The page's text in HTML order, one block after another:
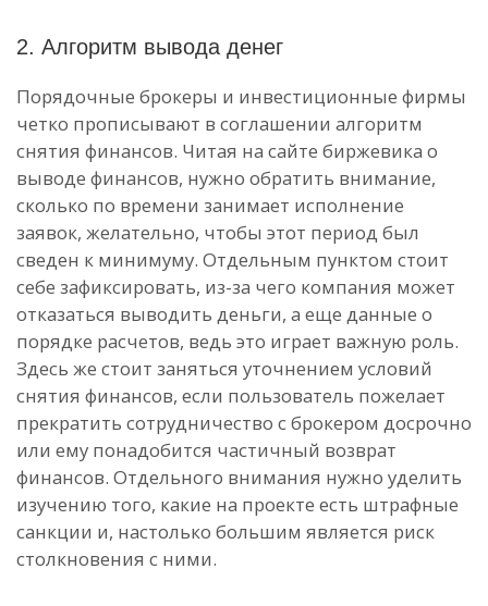
2. Алгоритм вывода денег
Порядочные брокеры и инвестиционные фирмы
четко прописывают в соглашении алгоритм
снятия финансов. Читая на сайте биржевика о
выводе финансов, нужно обратить внимание,
сколько по времени занимает исполнение
заявок, желательно, чтобы этот период был
сведен к минимуму. Отдельным пунктом стоит
себе зафиксировать, из-за чего компания может
отказаться выводить деньги, а еще данные о
порядке расчетов, ведь это играет важную роль.
Здесь же стоит заняться уточнением условий
снятия финансов, если пользователь пожелает
прекратить сотрудничество с брокером досрочно
или ему понадобится частичный возврат
финансов. Отдельного внимания нужно уделить
изучению того, какие на проекте есть штрафные
санкции и, настолько большим является риск
столкновения с ними.